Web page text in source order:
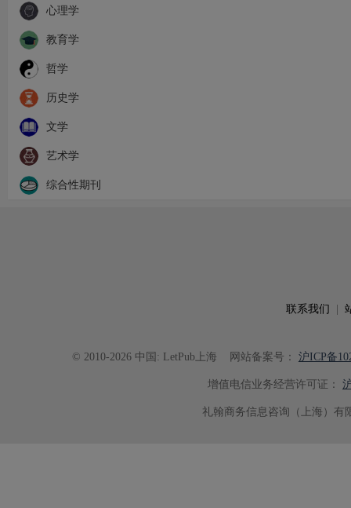
心理学
教育学
哲学
历史学
文学
艺术学
综合性期刊
联系我们 |
© 2010-2026 中国: LetPub上海 网站备案号： 沪ICP备
增值电信业务经营许可证：
礼翰商务信息咨询（上海）